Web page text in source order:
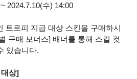
2024.7.10(수) 14:00
트로피 지급 대상 스킨을 구매하시
구매 보너스] 배너를 통해 스킬 컷
있습니다.
상]